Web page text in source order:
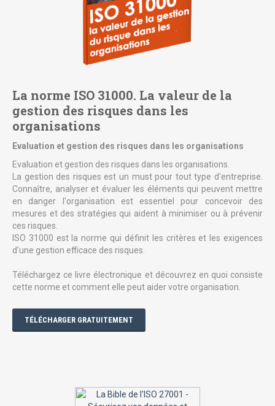
La norme ISO 31000. La valeur de la
gestion des risques dans les
organisations
Evaluation et gestion des risques dans les organisations
Evaluation et gestion des risques dans les organisations.
La gestion des risques est un must pour tout type d'entreprise.
Connaître, analyser et évaluer les éléments qui peuvent mettre
en danger l'organisation est essentiel pour concevoir des
mesures et des stratégies qui aident à minimiser ou à prévenir
ces risques.
ISO 31000 est la norme qui définit les critères et les exigences
d'une gestion efficace des risques.
Téléchargez ce livre électronique et découvrez en quoi consiste
cette norme et comment elle peut aider votre organisation.
TÉLÉCHARGER GRATUITEMENT